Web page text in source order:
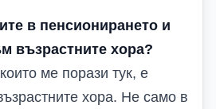
в пенсионирането и
възрастните хора?
ме порази тук, е
хора. Не само в